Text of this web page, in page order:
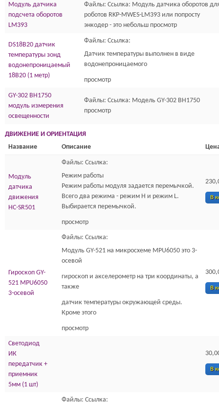
Модуль датчика
подсчета оборотов
LM393
Файлы: Ссылка: Модуль датчика оборотов
роботов RKP-MWES-LM393 или попросту
энкодер - это небольш просмотр
DS18B20 датчик
температуры зонд
водонепроницаемый
18B20 (1 метр)
Файлы: Ссылка:
Датчик температуры выполнен в виде
водонепроницаемого
просмотр
GY-302 BH1750
модуль измерения
освещенности
Файлы: Ссылка: Модель GY-302 BH1750
просмотр
ДВИЖЕНИЕ И ОРИЕНТАЦИЯ
Название
Описание
Модуль
датчика
движения
HC-SR501
Файлы: Ссылка:
Режим работы
Режим работы модуля задается перемычкой.
Всего два режима - режим H и режим L.
Выбирается перемычкой.
просмотр
В
Гироскоп GY-
521 MPU6050
3-осевой
Файлы: Ссылка:
Модуль GY-521 на микросхеме MPU6050 это 3-
осевой
гироскоп и акселерометр на три координаты, а
также
датчик температуры окружающей среды.
Кроме этого
просмотр
В
Светодиод
ИК
передатчик +
приемник
5мм (1 шт)
В
Файлы: Ссылка: